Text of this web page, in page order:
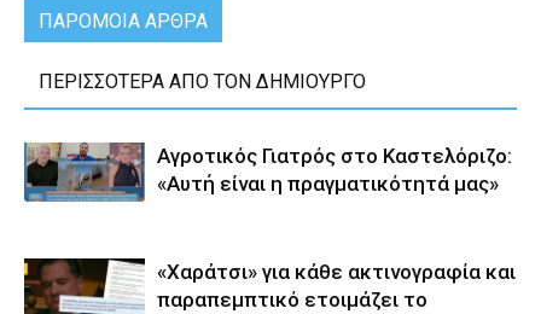
ΠΑΡΟΜΟΙΑ ΑΡΘΡΑ
ΠΕΡΙΣΣΟΤΕΡΑ ΑΠΟ ΤΟΝ ΔΗΜΙΟΥΡΓΟ
Αγροτικός Γιατρός στο Καστελόριζο:
«Αυτή είναι η πραγματικότητά μας»
«Χαράτσι» για κάθε ακτινογραφία και
παραπεμπτικό ετοιμάζει το